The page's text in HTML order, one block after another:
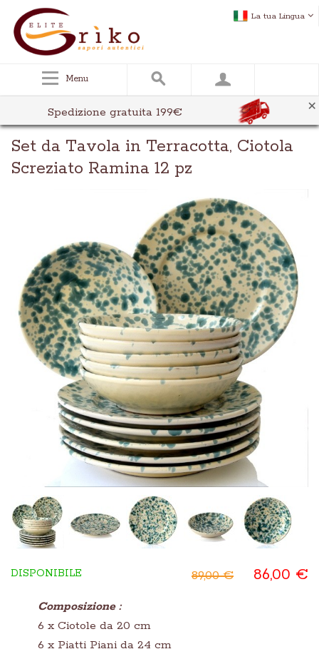
La tua Lingua
Menu
×
Spedizione gratuita 199€
Set da Tavola in Terracotta, Ciotola
Screziato Ramina 12 pz
89,00 € 86,00 €
DISPONIBILE
Composizione :
6 x Ciotole da 20 cm
6 x Piatti Piani da 24 cm